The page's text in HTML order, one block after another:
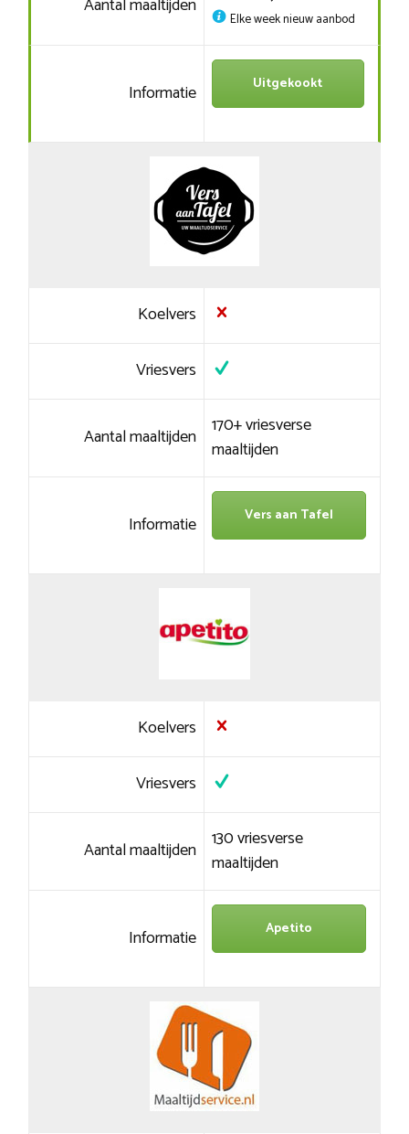
Aantal maaltijden Elke week nieuw aanbod
Informatie Uitgekookt
Koelvers
Vriesvers
Aantal maaltijden 170+ vriesverse
maaltijden
Informatie Vers aan Tafel
Koelvers
Vriesvers
Aantal maaltijden 130 vriesverse
maaltijden
Informatie Apetito